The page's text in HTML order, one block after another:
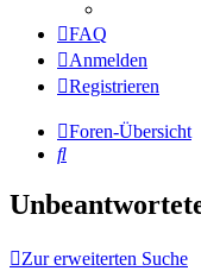
FAQ
Anmelden
Registrieren
Foren-Übersicht
Suche
Zur erweiterten Suche